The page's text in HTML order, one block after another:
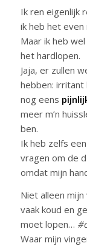
Ik ren eigenlijk
ik heb het
Maar ik heb
het hardlopen.
Jaja, er zullen
hebben: irritant
nog eens
meer m’n
ben.
Ik heb zelfs
vragen om de
omdat mijn
Niet alleen
vaak koud en
moet lopen…
Waar mijn